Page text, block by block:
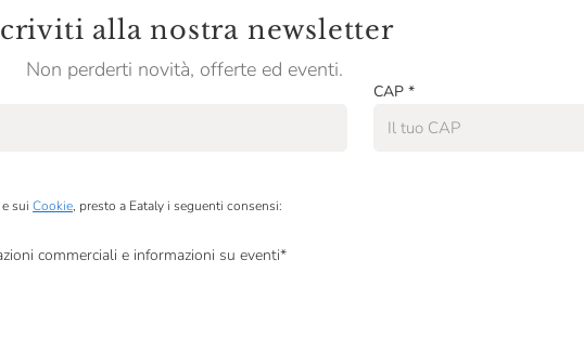
alla nostra newsletter
Non perderti novità, offerte ed eventi.
CAP *
e sui Cookie, presto a Eataly i seguenti consensi:
commerciali e informazioni su eventi*